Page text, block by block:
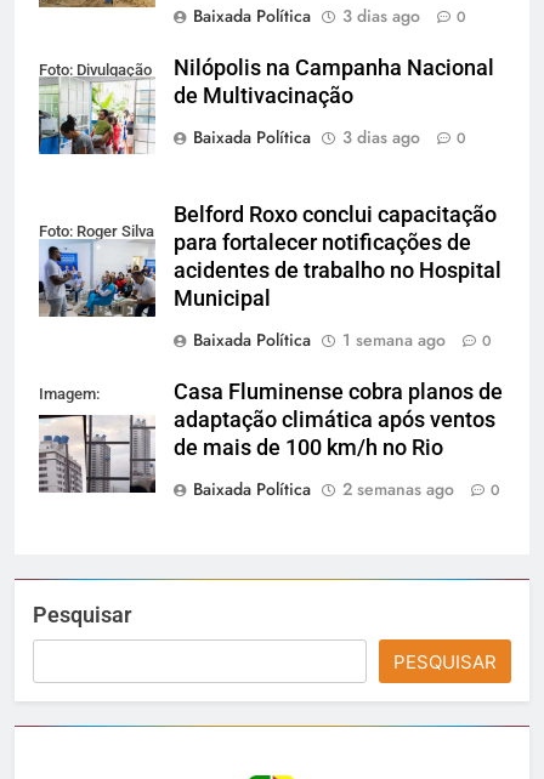
Baixada Política
3 dias ago 0
Foto: Divulgação
Nilópolis na Campanha Nacional
de Multivacinação
Baixada Política
3 dias ago 0
Foto: Roger Silva
Belford Roxo conclui capacitação
para fortalecer notificações de
acidentes de trabalho no Hospital
Municipal
Baixada Política
1 semana ago 0
Imagem:
Reprodução
Casa Fluminense cobra planos de
adaptação climática após ventos
de mais de 100 km/h no Rio
Baixada Política
2 semanas ago 0
Pesquisar
PESQUISAR